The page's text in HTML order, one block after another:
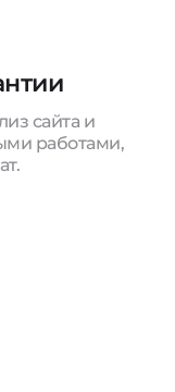
сайта и
работами,